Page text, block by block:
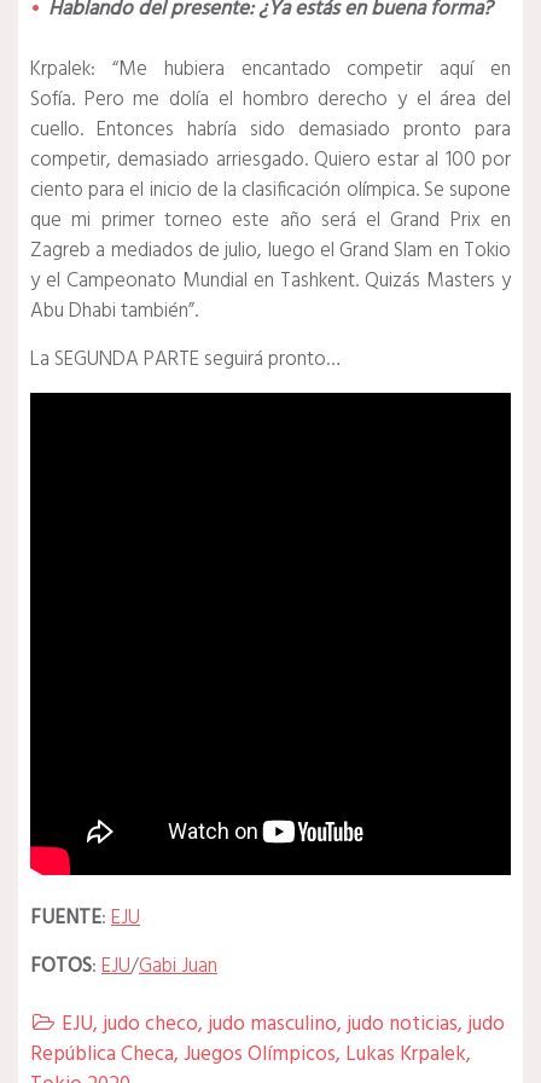
Hablando del presente: ¿Ya estás en buena forma?
Krpalek: “Me hubiera encantado competir aquí en
Sofía. Pero me dolía el hombro derecho y el área del
cuello. Entonces habría sido demasiado pronto para
competir, demasiado arriesgado. Quiero estar al 100 por
ciento para el inicio de la clasificación olímpica.Se supone
que mi primer torneo este año será el Grand Prix en
Zagreb a mediados de julio, luego el Grand Slam en Tokio
y el Campeonato Mundial en Tashkent. Quizás Masters y
Abu Dhabi también”.
La SEGUNDA PARTE seguirá pronto…
FUENTE:EJU
FOTOS:EJU/Gabi Juan
 EJU,judo checo,judo masculino,judo noticias,judo
República Checa,Juegos Olímpicos, Lukas Krpalek,